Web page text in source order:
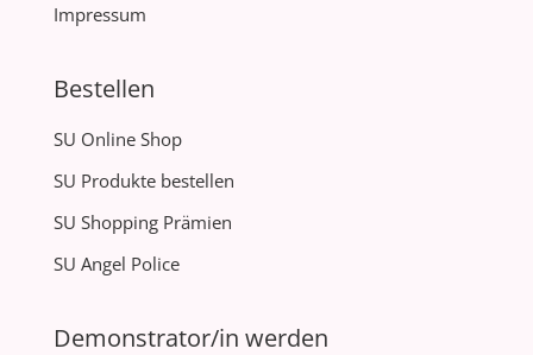
Impressum
Bestellen
SU Online Shop
SU Produkte bestellen
SU Shopping Prämien
SU Angel Police
Demonstrator/in werden